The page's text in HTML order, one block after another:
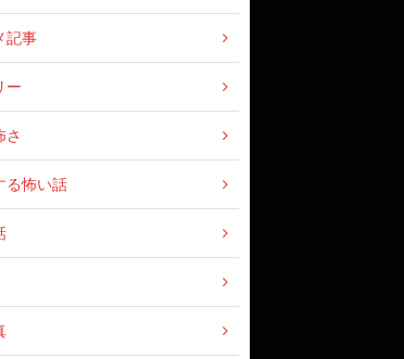
記事
ー
さ
る怖い話